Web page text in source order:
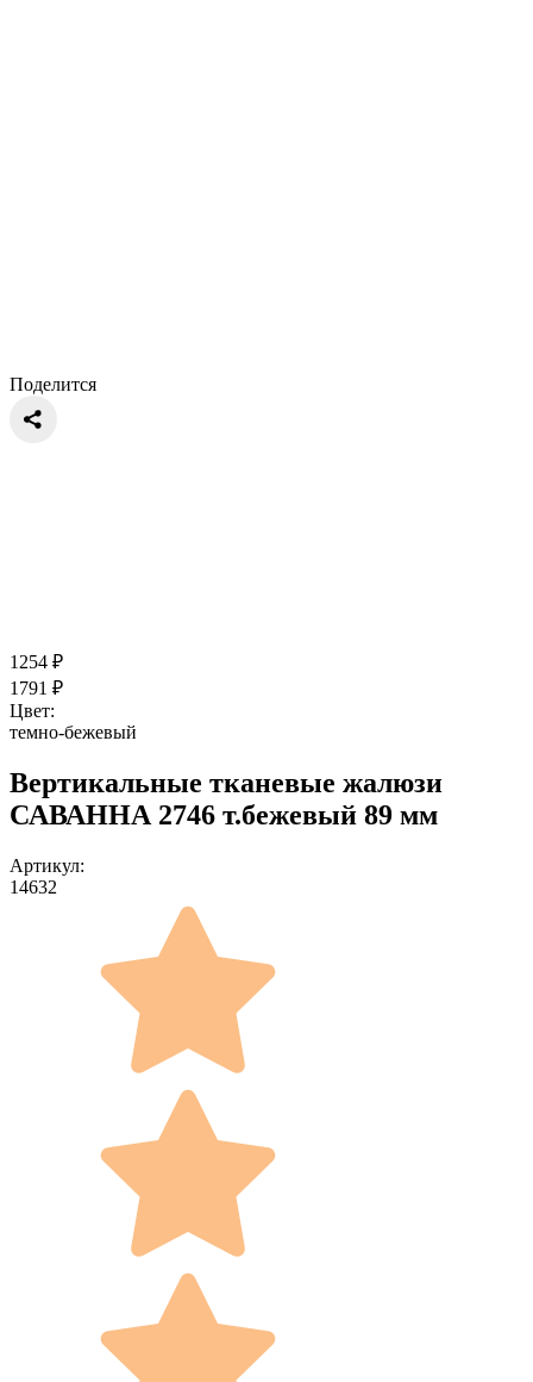
Поделится
1254 ₽
1791 ₽
Цвет:
темно-бежевый
Вертикальные тканевые жалюзи
САВАННА 2746 т.бежевый 89 мм
Артикул:
14632